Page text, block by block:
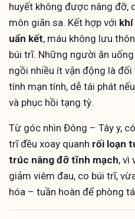
huyết không được nâng đỡ,
môn giãn sa. Kết hợp với
uẩn kết, máu không lưu
búi trĩ. Những người ăn
ngồi nhiều ít vận động là
tính mạn tính, dễ tái phát
và phục hồi tạng tỳ.
Từ góc nhìn Đông – Tây y,
trĩ đều xoay quanh rối loạn
trúc nâng đỡ tĩnh mạch, vì
giảm viêm đau, co búi trĩ,
hóa – tuần hoàn để phòng